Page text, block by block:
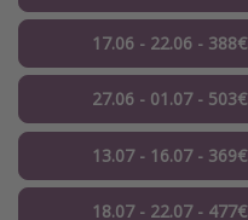
17.06 - 22.06 - 388€
27.06 - 01.07 - 503€
13.07 - 16.07 - 369€
18.07 - 22.07 - 477€